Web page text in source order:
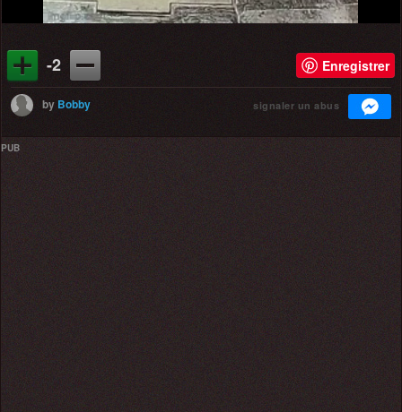
-2 Enregistrer
by Bobby signaler un abus
PUB